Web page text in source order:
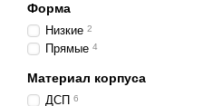
Форма
Низкие 2
Прямые 4
Материал корпуса
ДСП 6